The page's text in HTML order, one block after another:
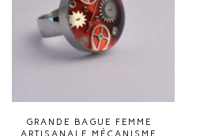
GRANDE BAGUE FEMME